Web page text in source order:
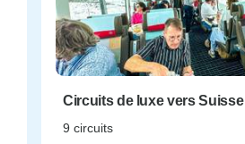
Circuits de luxe vers Suisse
9 circuits